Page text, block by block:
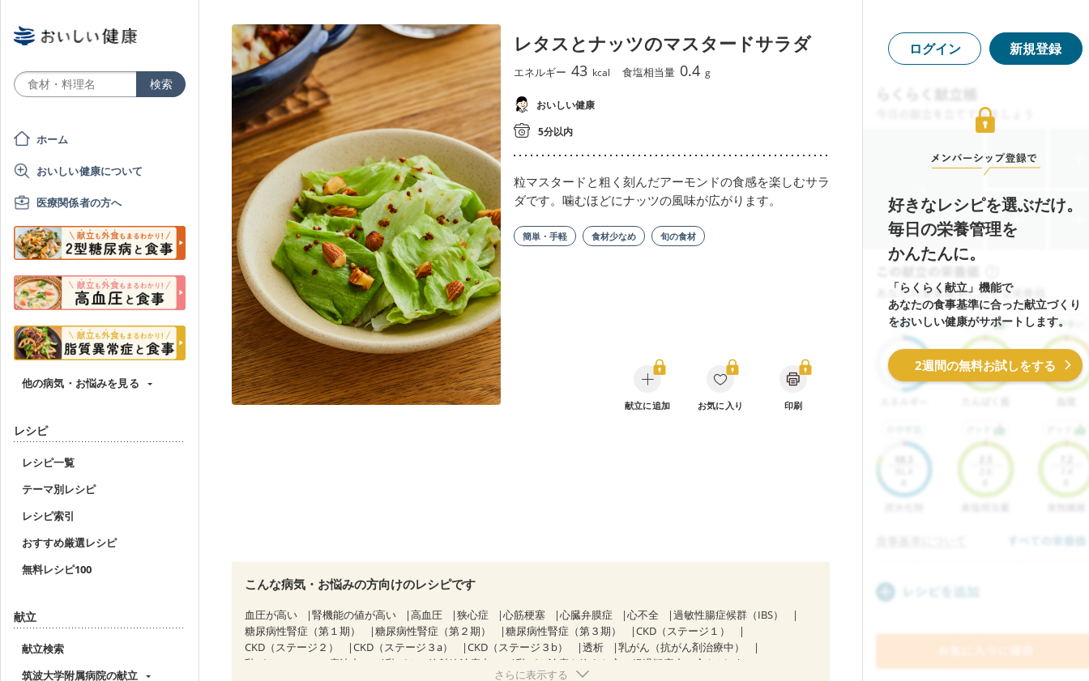
ホーム
おいしい健康について
医療関係者の方へ
他の病気・お悩みを見る
レシピ
レシピ一覧
テーマ別レシピ
レシピ索引
おすすめ厳選レシピ
無料レシピ100
献立
献立検索
筑波大学附属病院の献立
レタスとナッツのマスタードサラダ
エネルギー 43 kcal 食塩相当量 0.4 g
おいしい健康
5分以内
粒マスタードと粗く刻んだアーモンドの食感を楽しむサラ
ダです。噛むほどにナッツの風味が広がります。
簡単・手軽 食材少なめ 旬の食材
献立に追加 お気に入り 印刷
こんな病気・お悩みの方向けのレシピです
血圧が高い 腎機能の値が高い 高血圧 狭心症 心筋梗塞 心臓弁膜症 心不全
過敏性腸症候群（IBS）
糖尿病性腎症（第１期）
糖尿病性腎症（第２期） 糖尿病性腎症（第３期）
CKD（ステージ１）
CKD（ステージ２）
CKD（ステージ３a） CKD（ステージ３b） 透析
乳がん（抗がん剤治療中）
乳がん（ホルモン療法中）
乳がん（放射線治療中）
乳がん治療を終えた方・経過観察中の方など
さらに表示する
ログイン 新規登録
好きなレシピを選ぶだけ。
毎日の栄養管理を
かんたんに。
「らくらく献立」機能で
あなたの食事基準に合った献立づくり
をおいしい健康がサポートします。
2週間の無料お試しをする